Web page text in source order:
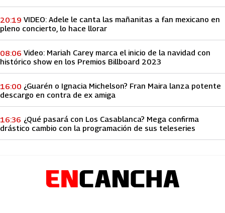
VIDEO: Adele le canta las mañanitas a fan mexicano en
pleno concierto, lo hace llorar
20:19
Video: Mariah Carey marca el inicio de la navidad con
histórico show en los Premios Billboard 2023
08:06
¿Guarén o Ignacia Michelson? Fran Maira lanza potente
descargo en contra de ex amiga
16:00
¿Qué pasará con Los Casablanca? Mega confirma
drástico cambio con la programación de sus teleseries
16:36